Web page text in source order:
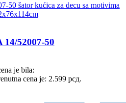
52007-50
je bila:
cena je: 2.599 рсд.